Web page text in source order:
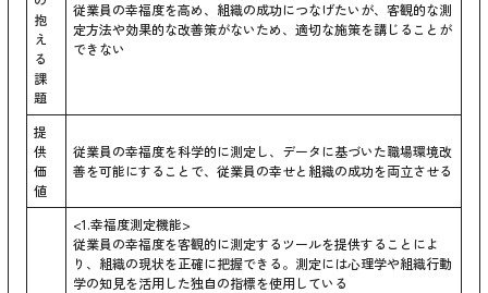
抱
え
る
課
題
従業員の幸福度を高め、組織の成功につなげたいが、客観的な測
定方法や効果的な改善策がないため、適切な施策を講じることが
できない
提
供
価
値
従業員の幸福度を科学的に測定し、データに基づいた職場環境改
善を可能にすることで、従業員の幸せと組織の成功を両立させる
<1.幸福度測定機能>
従業員の幸福度を客観的に測定するツールを提供することによ
り、組織の現状を正確に把握できる。測定には心理学や組織行動
学の知見を活用した独自の指標を使用している